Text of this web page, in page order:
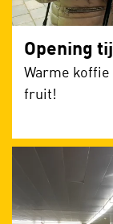
Opening
Warme
fruit!